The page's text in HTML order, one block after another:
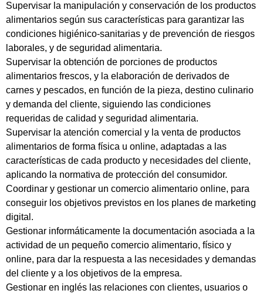
Supervisar la manipulación y conservación de los productos
alimentarios según sus características para garantizar las
condiciones higiénico-sanitarias y de prevención de riesgos
laborales, y de seguridad alimentaria.
Supervisar la obtención de porciones de productos
alimentarios frescos, y la elaboración de derivados de
carnes y pescados, en función de la pieza, destino culinario
y demanda del cliente, siguiendo las condiciones
requeridas de calidad y seguridad alimentaria.
Supervisar la atención comercial y la venta de productos
alimentarios de forma física u online, adaptadas a las
características de cada producto y necesidades del cliente,
aplicando la normativa de protección del consumidor.
Coordinar y gestionar un comercio alimentario online, para
conseguir los objetivos previstos en los planes de marketing
digital.
Gestionar informáticamente la documentación asociada a la
actividad de un pequeño comercio alimentario, físico y
online, para dar la respuesta a las necesidades y demandas
del cliente y a los objetivos de la empresa.
Gestionar en inglés las relaciones con clientes, usuarios o